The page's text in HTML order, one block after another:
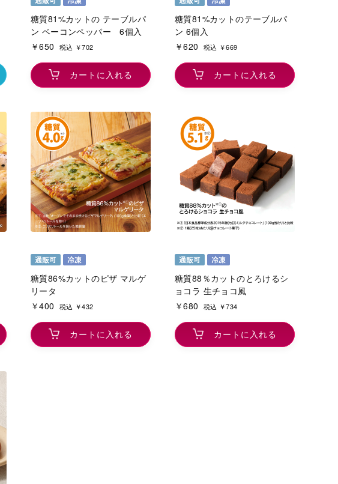
糖質81%カットの テーブルパ
ン ベーコンペッパー 6個入
￥650
税込 ￥702
カートに入れる
糖質81%カットのテーブルパ
ン 6個入
￥620
税込 ￥669
カートに入れる
糖質86%カットのピザ マルゲ
リータ
￥400
税込 ￥432
カートに入れる
糖質88％カットのとろけるシ
ョコラ 生チョコ風
￥680
税込 ￥734
カートに入れる